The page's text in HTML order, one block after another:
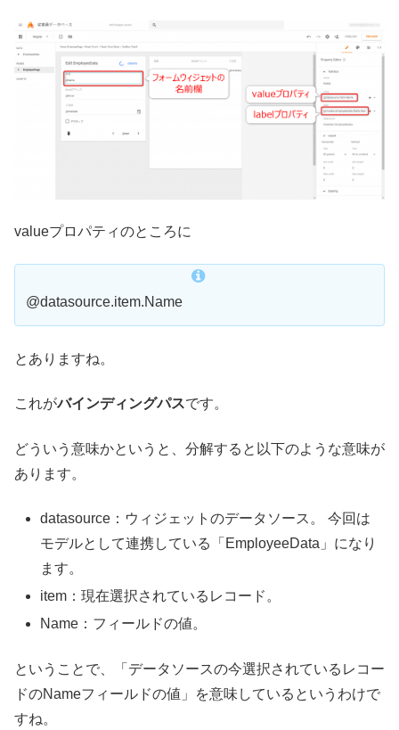
valueプロパティのところに
@datasource.item.Name
とありますね。
これがバインディングパスです。
どういう意味かというと、分解すると以下のような意味が
あります。
datasource：ウィジェットのデータソース。 今回は
モデルとして連携している「EmployeeData」になり
ます。
item：現在選択されているレコード。
Name：フィールドの値。
ということで、「データソースの今選択されているレコー
ドのNameフィールドの値」を意味しているというわけで
すね。